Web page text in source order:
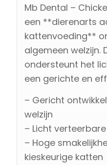
Mb Dental –
een **dierenarts
kattenvoeding**
algemeen welzijn.
ondersteunt het
een gerichte en
– Gericht
welzijn
– Licht
– Hoge
kieskeurige katten